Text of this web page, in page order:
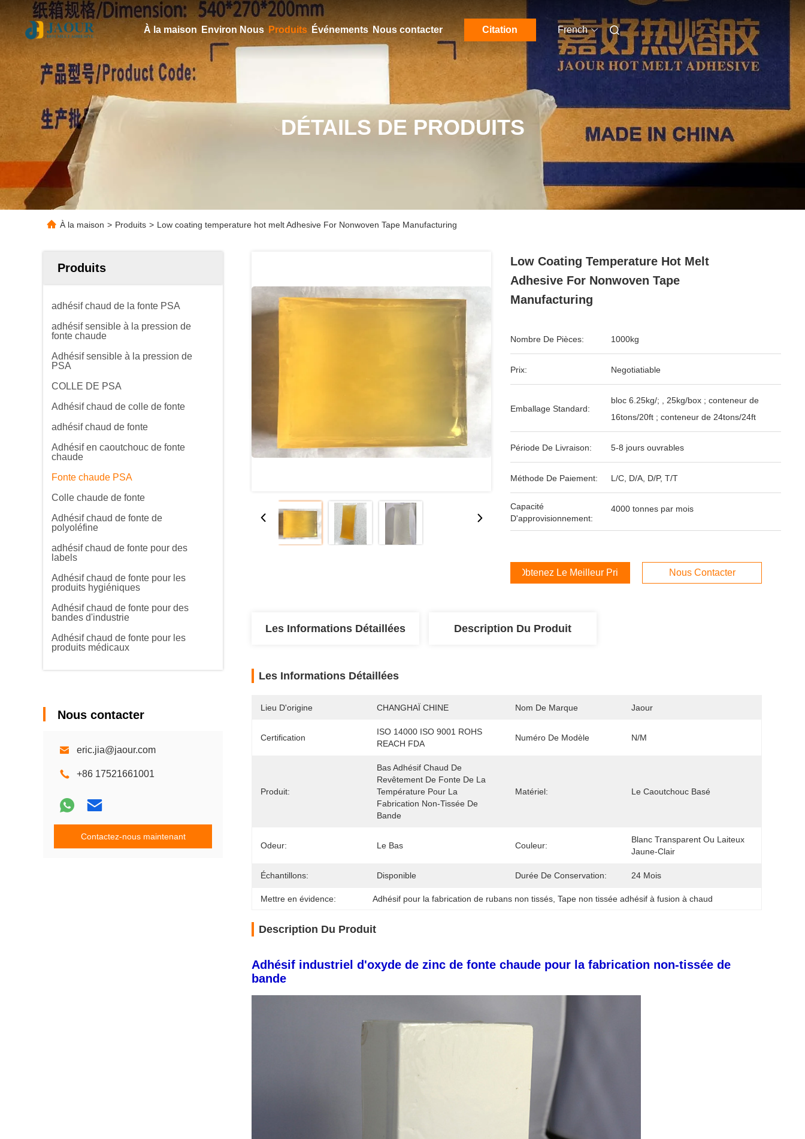
À la maison Environ Nous Produits Événements Nous contacter Citation French
DÉTAILS DE PRODUITS
À la maison > Produits > Low coating temperature hot melt Adhesive For Nonwoven Tape Manufacturing
Produits
adhésif chaud de la fonte PSA
adhésif sensible à la pression de
fonte chaude
Adhésif sensible à la pression de
PSA
COLLE DE PSA
Adhésif chaud de colle de fonte
adhésif chaud de fonte
Adhésif en caoutchouc de fonte
chaude
Fonte chaude PSA
Colle chaude de fonte
Adhésif chaud de fonte de
polyoléfine
adhésif chaud de fonte pour des
labels
Adhésif chaud de fonte pour les
produits hygiéniques
Adhésif chaud de fonte pour des
bandes d'industrie
Adhésif chaud de fonte pour les
produits médicaux
Nous contacter
eric.jia@jaour.com
+86 17521661001
Contactez-nous maintenant
Low Coating Temperature Hot Melt
Adhesive For Nonwoven Tape
Manufacturing
Nombre De Pièces: 1000kg
Prix: Negotiatiable
Emballage Standard:
bloc 6.25kg/; , 25kg/box ; conteneur de
16tons/20ft ; conteneur de 24tons/24ft
Période De Livraison: 5-8 jours ouvrables
Méthode De Paiement: L/C, D/A, D/P, T/T
Capacité
D'approvisionnement:
4000 tonnes par mois
Obtenez Le Meilleur Prix Nous Contacter
Les Informations Détaillées Description Du Produit
Les Informations Détaillées
Lieu D'origine CHANGHAÏ CHINE Nom De Marque Jaour
Certification
ISO 14000 ISO 9001 ROHS
REACH FDA
Numéro De Modèle N/M
Produit:
Bas Adhésif Chaud De
Revêtement De Fonte De La
Température Pour La
Fabrication Non-Tissée De
Bande
Matériel: Le Caoutchouc Basé
Odeur: Le Bas Couleur:
Blanc Transparent Ou Laiteux
Jaune-Clair
Échantillons: Disponible Durée De Conservation: 24 Mois
Mettre en évidence: Adhésif pour la fabrication de rubans non tissés , Tape non tissée adhésif à fusion à chaud
Description Du Produit
Adhésif industriel d'oxyde de zinc de fonte chaude pour la fabrication non-tissée de
bande